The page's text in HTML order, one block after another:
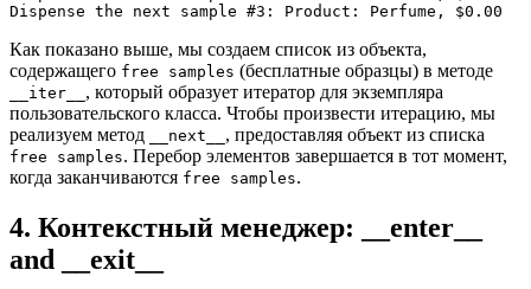
Dispense the next sample #3: Product: Perfume, $0.00
Как показано выше, мы создаем список из объекта,
содержащего free samples (бесплатные образцы) в методе
__iter__ , который образует итератор для экземпляра
пользовательского класса. Чтобы произвести итерацию, мы
реализуем метод
__next__ , предоставляя объект из списка
free samples. Перебор элементов завершается в тот момент,
когда заканчиваются free samples.
4. Контекстный менеджер: __enter__
and __exit__